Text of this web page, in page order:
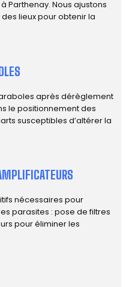
Parthenay. Nous ajustons
lieux pour obtenir la
après dérèglement
le positionnement des
susceptibles d’altérer la
nécessaires pour
parasites : pose de filtres
pour éliminer les